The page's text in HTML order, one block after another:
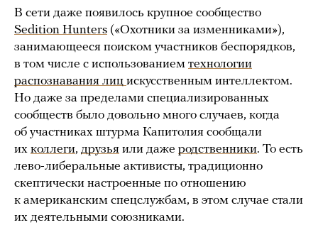
В сети даже появилось крупное сообщество
Sedition Hunters («Охотники за изменниками»),
занимающееся поиском участников беспорядков,
в том числе с использованием технологии
распознавания лиц искусственным интеллектом.
Но даже за пределами специализированных
сообществ было довольно много случаев, когда
об участниках штурма Капитолия сообщали
их коллеги, друзья или даже родственники. То есть
лево-либеральные активисты, традиционно
скептически настроенные по отношению
к американским спецслужбам, в этом случае стали
их деятельными союзниками.